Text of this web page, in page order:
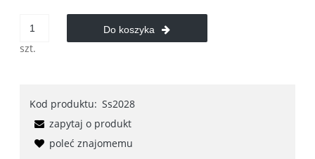
szt.
Do koszyka
Kod produktu: Ss2028
zapytaj o produkt
poleć znajomemu